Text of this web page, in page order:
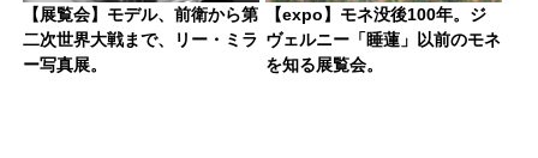
【展覧会】モデル、前衛から第
二次世界大戦まで、リー・ミラ
ー写真展。
【expo】モネ没後100年。ジ
ヴェルニー「睡蓮」以前のモネ
を知る展覧会。